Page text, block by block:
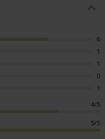
6
1
1
0
1
4/5
5/5